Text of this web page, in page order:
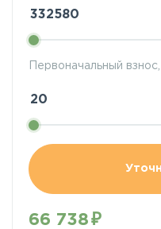
Первоначальный взнос,
66 738